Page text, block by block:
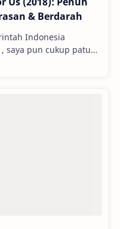
& Berdarah
Indonesia
saya pun cukup patuh
pekerjaan